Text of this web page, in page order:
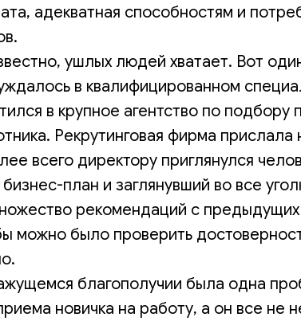
адекватная способностям и
ушлых людей хватает. Вот
в квалифицированном
в крупное агентство по подбору
Рекрутинговая фирма
всего директору приглянулся
план и заглянувший во все
рекомендаций с
можно было проверить
благополучии была одна
новичка на работу, а он все не